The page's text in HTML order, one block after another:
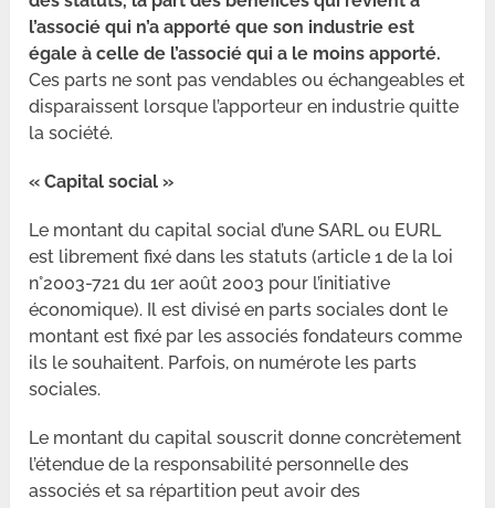
l’associé qui n’a apporté que son industrie est
égale à celle de l’associé qui a le moins apporté.
Ces parts ne sont pas vendables ou échangeables et
disparaissent lorsque l’apporteur en industrie quitte
la société.
« Capital social »
Le montant du capital social d’une SARL ou EURL
est librement fixé dans les statuts (article 1 de la loi
n°2003-721 du 1er août 2003 pour l’initiative
économique). Il est divisé en parts sociales dont le
montant est fixé par les associés fondateurs comme
ils le souhaitent. Parfois, on numérote les parts
sociales.
Le montant du capital souscrit donne concrètement
l’étendue de la responsabilité personnelle des
associés et sa répartition peut avoir des